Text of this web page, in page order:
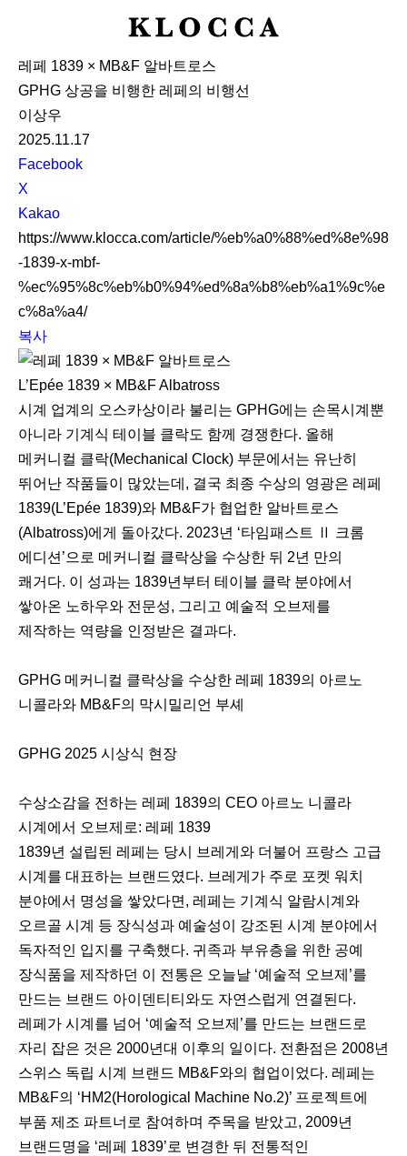
K
O
C
레페 1839 × MB&F 알바트로스
GPHG 상공을 비행한 레페의 비행선
이상우
2025.11.17
S
N
S
S
h
a
r
e
Facebook
X
Kakao
https://www.klocca.com/article/%eb%a0%88%ed%8e%98
-1839-x-mbf-
%ec%95%8c%eb%b0%94%ed%8a%b8%eb%a1%9c%e
c%8a%a4/
복사
L’Epée 1839 × MB&F Albatross
시계 업계의 오스카상이라 불리는 GPHG에는 손목시계뿐
아니라 기계식 테이블 클락도 함께 경쟁한다. 올해
메커니컬 클락(Mechanical Clock) 부문에서는 유난히
뛰어난 작품들이 많았는데, 결국 최종 수상의 영광은 레페
1839(L’Epée 1839)와 MB&F가 협업한 알바트로스
(Albatross)에게 돌아갔다. 2023년 ‘타임패스트 Ⅱ 크롬
에디션’으로 메커니컬 클락상을 수상한 뒤 2년 만의
쾌거다. 이 성과는 1839년부터 테이블 클락 분야에서
쌓아온 노하우와 전문성, 그리고 예술적 오브제를
제작하는 역량을 인정받은 결과다.
GPHG 메커니컬 클락상을 수상한 레페 1839의 아르노
니콜라와 MB&F의 막시밀리언 부셰
GPHG 2025 시상식 현장
수상소감을 전하는 레페 1839의 CEO 아르노 니콜라
시계에서 오브제로: 레페 1839
1839년 설립된 레페는 당시 브레게와 더불어 프랑스 고급
시계를 대표하는 브랜드였다. 브레게가 주로 포켓 워치
분야에서 명성을 쌓았다면, 레페는 기계식 알람시계와
오르골 시계 등 장식성과 예술성이 강조된 시계 분야에서
독자적인 입지를 구축했다. 귀족과 부유층을 위한 공예
장식품을 제작하던 이 전통은 오늘날 ‘예술적 오브제’를
만드는 브랜드 아이덴티티와도 자연스럽게 연결된다.
레페가 시계를 넘어 ‘예술적 오브제’를 만드는 브랜드로
자리 잡은 것은 2000년대 이후의 일이다. 전환점은 2008년
스위스 독립 시계 브랜드 MB&F와의 협업이었다. 레페는
MB&F의 ‘HM2(Horological Machine No.2)’ 프로젝트에
부품 제조 파트너로 참여하며 주목을 받았고, 2009년
브랜드명을 ‘레페 1839’로 변경한 뒤 전통적인